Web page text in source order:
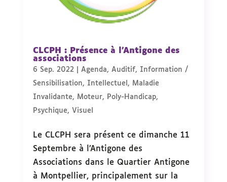
CLCPH : Présence à l’Antigone des
associations
6 Sep. 2022 Agenda, Auditif, Information /
Sensibilisation, Intellectuel , Maladie
Invalidante, Moteur, Poly-Handicap,
Psychique, Visuel
Le CLCPH sera présent ce dimanche 11
Septembre à l’Antigone des
Associations dans le Quartier Antigone
à Montpellier, principalement sur la